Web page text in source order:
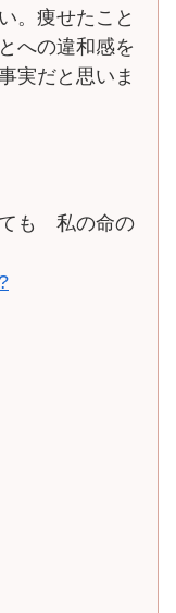
。痩せたこと
への違和感を
実だと思いま
ても 私の命の